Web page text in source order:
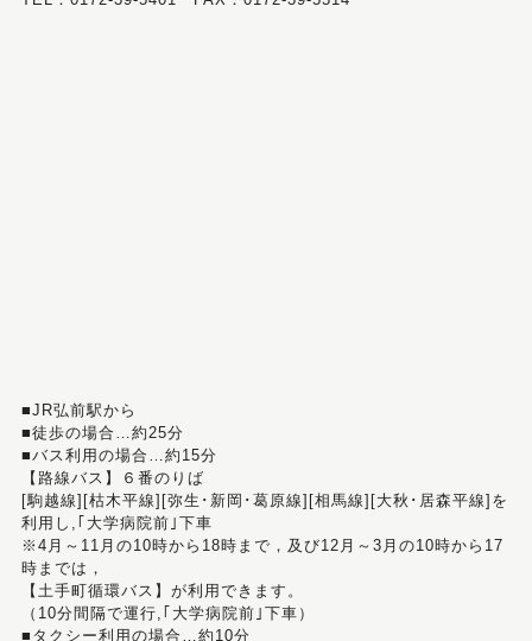
■JR弘前駅から
■徒歩の場合…約25分
■バス利用の場合…約15分
【路線バス】６番のりば
[駒越線][枯木平線][弥生･新岡･葛原線][相馬線][大秋･居森平線]を
利用し,｢大学病院前｣下車
※4月～11月の10時から18時まで，及び12月～3月の10時から17
時までは，
【土手町循環バス】が利用できます。
（10分間隔で運行,｢大学病院前｣下車）
■タクシー利用の場合…約10分